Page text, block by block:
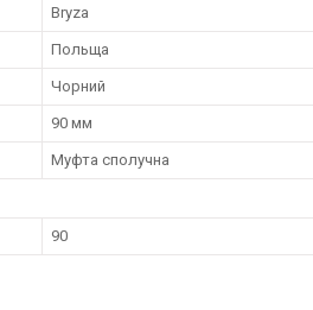
Bryza
Польща
Чорний
90 мм
Муфта сполучна
90